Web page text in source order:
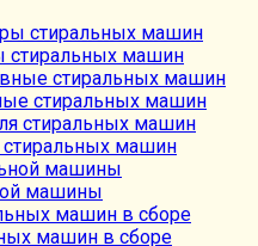
стиральных машин
стиральных машин
стиральных машин
машины
машин в сборе